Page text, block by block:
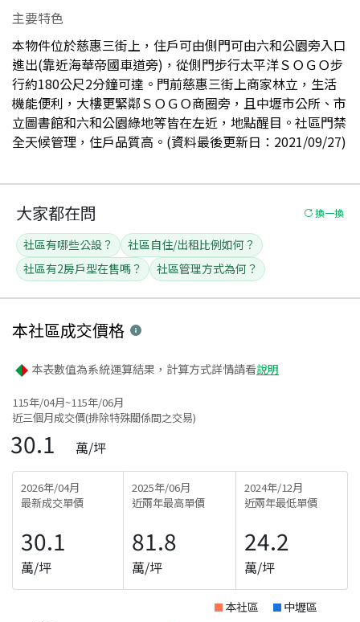
主要特色
本物件位於慈惠三街上，住戶可由側門可由六和公園旁入口
進出(靠近海華帝國車道旁)，從側門步行太平洋ＳＯＧＯ步
行約180公尺2分鐘可達。門前慈惠三街上商家林立，生活
機能便利，大樓更緊鄰ＳＯＧＯ商圈旁，且中壢市公所、市
立圖書館和六和公園綠地等皆在左近，地點醒目。社區門禁
全天候管理，住戶品質高。(資料最後更新日：2021/09/27)
大家都在問 換一換
社區有哪些公設？
社區自住/出租比例如何？
社區有2房戶型在售嗎？
社區管理方式為何？
本社區成交價格
本表數值為系統運算結果，計算方式詳情請看說明
115年/04月~115年/06月
近三個月成交價(排除特殊關係間之交易)
30.1 萬/坪
2026年/04月
最新成交單價
30.1
萬/坪
2025年/06月
近兩年最高單價
81.8
萬/坪
2024年/12月
近兩年最低單價
24.2
萬/坪
本社區 中壢區